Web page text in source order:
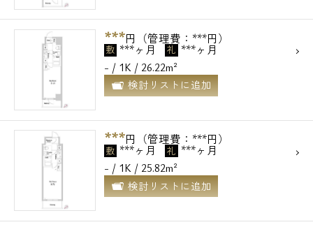
***円（管理費：***円）
敷 ***ヶ月 礼 ***ヶ月
- / 1K / 26.22m²
検討リストに追加
***円（管理費：***円）
敷 ***ヶ月 礼 ***ヶ月
- / 1K / 25.82m²
検討リストに追加